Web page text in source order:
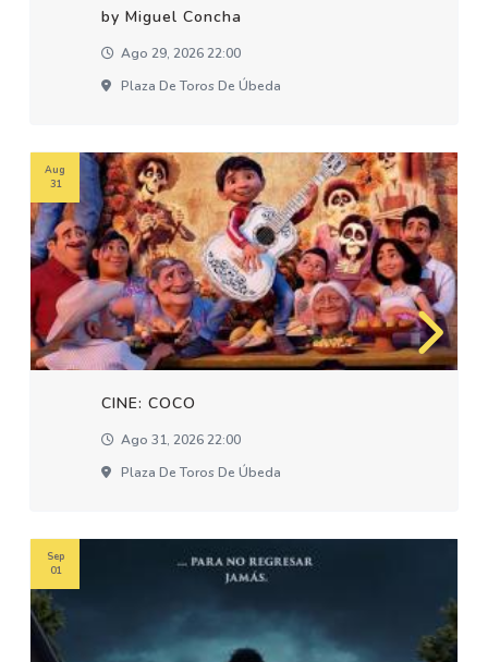
by Miguel Concha
Ago 29, 2026 22:00
Plaza De Toros De Úbeda
CINE: COCO
Ago 31, 2026 22:00
Plaza De Toros De Úbeda
Aug
31
Sep
01